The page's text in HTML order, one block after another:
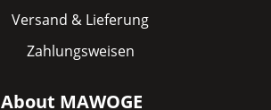
Versand & Lieferung
Zahlungsweisen
About MAWOGE